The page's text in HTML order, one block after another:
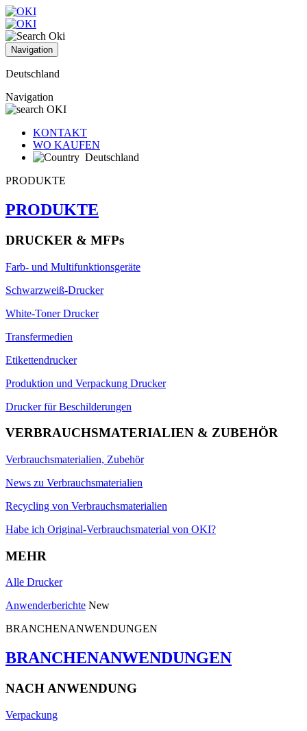
Navigation
Deutschland
Navigation
KONTAKT
WO KAUFEN
Deutschland
PRODUKTE
PRODUKTE
DRUCKER & MFPs
Farb- und Multifunktionsgeräte
Schwarzweiß-Drucker
White-Toner Drucker
Transfermedien
Etikettendrucker
Produktion und Verpackung Drucker
Drucker für Beschilderungen
VERBRAUCHSMATERIALIEN & ZUBEHÖR
Verbrauchsmaterialien, Zubehör
News zu Verbrauchsmaterialien
Recycling von Verbrauchsmaterialien
Habe ich Original-Verbrauchsmaterial von OKI?
MEHR
Alle Drucker
Anwenderberichte New
BRANCHENANWENDUNGEN
BRANCHENANWENDUNGEN
NACH ANWENDUNG
Verpackung